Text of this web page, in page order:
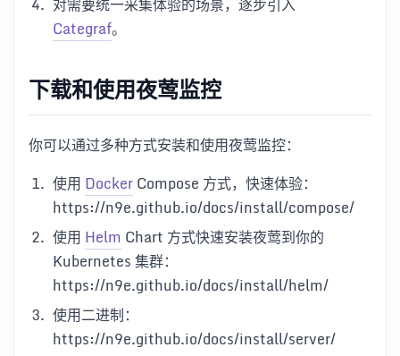
Categraf。
下载和使用夜莺监控
你可以通过多种方式安装和使用夜莺监控：
使用 DockerCompose 方式，快速体验：
https://n9e.github.io/docs/install/compose/
使用 Helm Chart 方式快速安装夜莺到你的
Kubernetes 集群：
https://n9e.github.io/docs/install/helm/
使用二进制：
https://n9e.github.io/docs/install/server/